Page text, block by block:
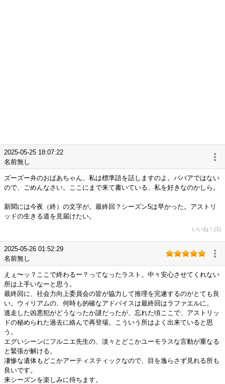
2025-05-25 18:07:22
名前無し
ズーズー弁のおばあちゃん、私は標準語を話しますのよ。ババアではない
ので、ごめんなさい。ここにまで来て書いている、私を好きなのかしら。
新聞には今夜（終）の文字が。最終回？シーズン5は早かった。アストリ
ッドの生きる道を見届けたい。
いいね！(1)
2025-05-26 01:52:29
名前無し
えぇ〜ッ？ここで終わるー？ってなったラスト。中々安心させてくれない
所は上手いなーと思う。
最終回に、社会力向上委員会の皆が協力して推理を完遂するのがとても良
い。ウィリアムの、何時も的確なアドバイスは最終回はラファエルに。
逃走した凶悪犯がどうなったか謎だったが、忘れた頃ここで、アストリッ
ドの秘められた過去に絡んで再登場。こういう所はよく出来ていると思
う。
エグいシーンにフルニエ先生の、淡々とどこかユーモラスな言動が重なる
と緊張が解ける。
凄惨な遺体もどこかアーティスティックなので、目を逸らさず見れる所も
良いです。
来シーズンを楽しみに待ちます。